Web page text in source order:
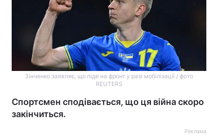
Зінченко заявляє, що піде на фронт у разі мобілізації / фото
REUTERS
Спортсмен сподівається, що ця війна скоро
закінчиться.
Реклама